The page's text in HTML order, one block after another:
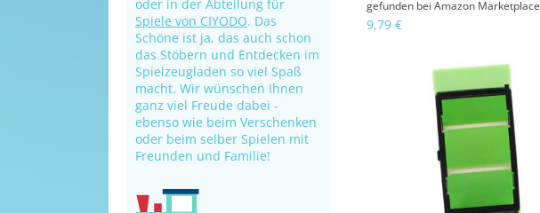
oder in der Abteilung für
Spiele von CIYODO. Das
Schöne ist ja, das auch schon
das Stöbern und Entdecken im
Spielzeugladen so viel Spaß
macht. Wir wünschen Ihnen
ganz viel Freude dabei -
ebenso wie beim Verschenken
oder beim selber Spielen mit
Freunden und Familie!
gefunden bei Amazon Marketplace
9,79 €